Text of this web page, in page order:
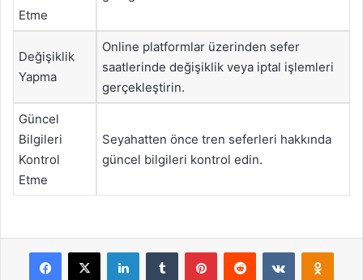
Etme
Değişiklik
Yapma
Online platformlar üzerinden sefer
saatlerinde değişiklik veya iptal işlemleri
gerçekleştirin.
Güncel
Bilgileri
Kontrol
Etme
Seyahatten önce tren seferleri hakkında
güncel bilgileri kontrol edin.
Facebook
X LinkedInTumblr PinterestReddit VKontakte